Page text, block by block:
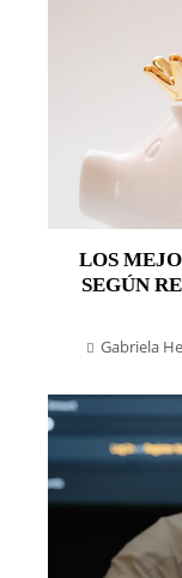
LOS
SEGÚN
Gabriela